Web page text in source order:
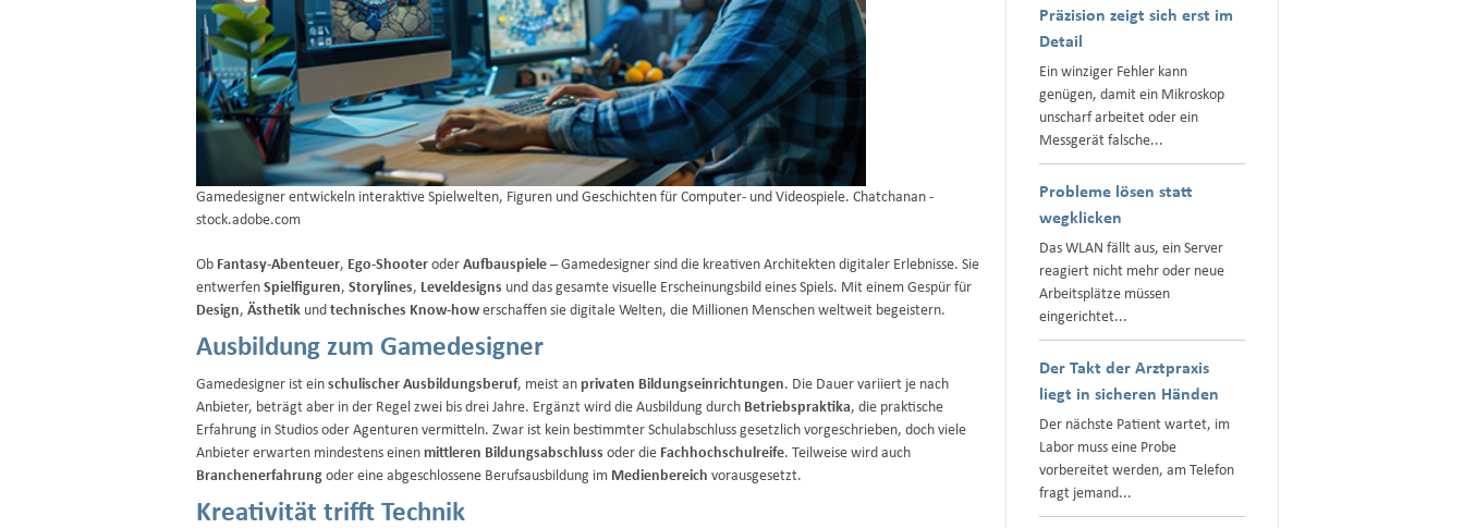
Gamedesigner entwickeln interaktive Spielwelten, Figuren und Geschichten für Computer- und Videospiele. Chatchanan -
stock.adobe.com
Ob Fantasy-Abenteuer, Ego-Shooter oder Aufbauspiele – Gamedesigner sind die kreativen Architekten digitaler Erlebnisse. Sie
entwerfen Spielfiguren, Storylines, Leveldesigns und das gesamte visuelle Erscheinungsbild eines Spiels. Mit einem Gespür für
Design, Ästhetik und technisches Know-how erschaffen sie digitale Welten, die Millionen Menschen weltweit begeistern.
Ausbildung zum Gamedesigner
Gamedesigner ist ein schulischer Ausbildungsberuf, meist an privaten Bildungseinrichtungen. Die Dauer variiert je nach
Anbieter, beträgt aber in der Regel zwei bis drei Jahre. Ergänzt wird die Ausbildung durch Betriebspraktika, die praktische
Erfahrung in Studios oder Agenturen vermitteln. Zwar ist kein bestimmter Schulabschluss gesetzlich vorgeschrieben, doch viele
Anbieter erwarten mindestens einen mittleren Bildungsabschluss oder die Fachhochschulreife. Teilweise wird auch
Branchenerfahrung oder eine abgeschlossene Berufsausbildung im Medienbereich vorausgesetzt.
Kreativität trifft Technik
Präzision zeigt sich erst im
Detail
Ein winziger Fehler kann
genügen, damit ein Mikroskop
unscharf arbeitet oder ein
Messgerät falsche...
Probleme lösen statt
wegklicken
Das WLAN fällt aus, ein Server
reagiert nicht mehr oder neue
Arbeitsplätze müssen
eingerichtet...
Der Takt der Arztpraxis
liegt in sicheren Händen
Der nächste Patient wartet, im
Labor muss eine Probe
vorbereitet werden, am Telefon
fragt jemand...